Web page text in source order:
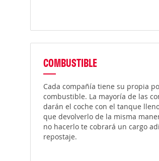
COMBUSTIBLE
Cada compañía tiene su propia
combustible. La mayoría de las
darán el coche con el tanque
que devolverlo de la misma
no hacerlo te cobrará un cargo
repostaje.